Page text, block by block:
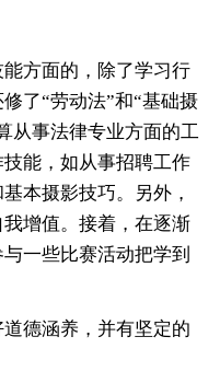
方面的，除了学习行
了“劳动法”和“基础摄
从事法律专业方面的工
能，如从事招聘工作
本摄影技巧。另外，
增值。接着，在逐渐
一些比赛活动把学到
德涵养，并有坚定的